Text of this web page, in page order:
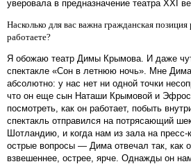
уверовала в предназначение театра XXI
Насколько для вас важна гражданская
работаете?
Я обожаю театр Димы Крымова. И даже
спектакле «Сон в летнюю ночь». Мне
абсолютно: у нас нет ни одной точки
что он еще сын Наташи Крымовой и
посмотреть, как он работает, побыть
спектакль отправился на потрясающий
Шотландию, и когда нам из зала на
острые вопросы — Дима отвечал так, как
взвешеннее, острее, ярче. Однажды он